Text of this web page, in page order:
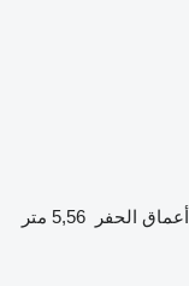
أعماق الحفر
5,56 متر